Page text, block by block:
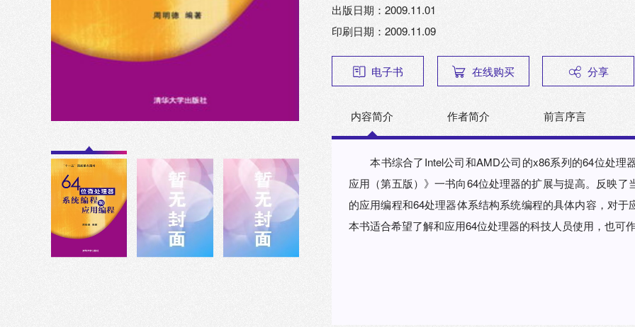
出版日期：2009.11.01
印刷日期：2009.11.09
电子书 在线购买 分享
内容简介 作者简介 前言序言
本书综合了Intel公司和AMD公司的x86系列的64位处
应用（第五版）》一书向64位处理器的扩展与提高。反映
的应用编程和64处理器体系结构系统编程的具体内容，对
本书适合希望了解和应用64位处理器的科技人员使用，也可